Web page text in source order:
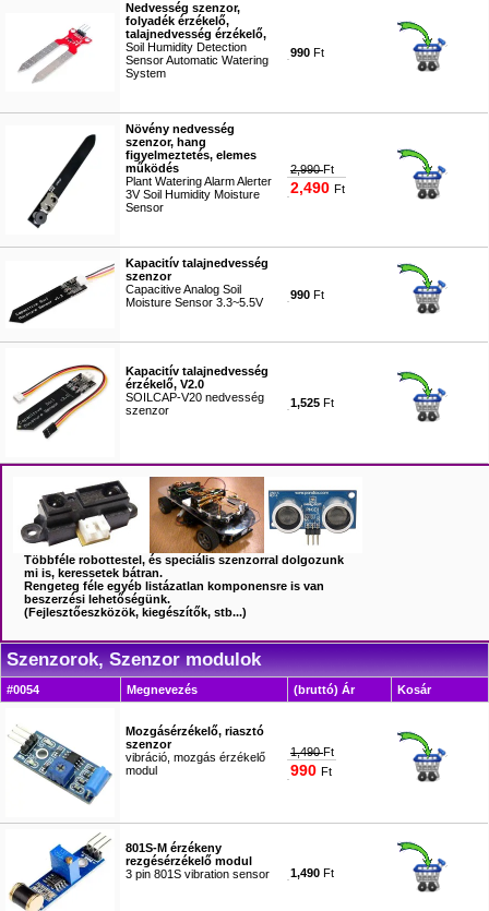
Nedvesség szenzor,
folyadék érzékelő,
talajnedvesség érzékelő,
Soil Humidity Detection
Sensor Automatic Watering
System
990 Ft
Növény nedvesség
szenzor, hang
figyelmeztetés, elemes
működés
Plant Watering Alarm Alerter
3V Soil Humidity Moisture
Sensor
2,990Ft
2,490 Ft
Kapacitív talajnedvesség
szenzor
Capacitive Analog Soil
Moisture Sensor 3.3~5.5V
990 Ft
Kapacitív talajnedvesség
érzékelő, V2.0
SOILCAP-V20 nedvesség
szenzor
1,525 Ft
Többféle robottestel, és speciális szenzorral dolgozunk
mi is, keressetek bátran.
Rengeteg féle egyéb listázatlan komponensre is van
beszerzési lehetőségünk.
(Fejlesztőeszközök, kiegészítők, stb...)
Szenzorok, Szenzor modulok
#0054 Megnevezés (bruttó) Ár Kosár
Mozgásérzékelő, riasztó
szenzor
vibráció, mozgás érzékelő
modul
1,490Ft
990 Ft
801S-M érzékeny
rezgésérzékelő modul
3 pin 801S vibration sensor
1,490 Ft